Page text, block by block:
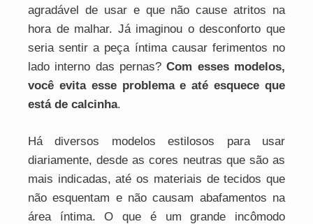
agradável de usar e que não cause atritos na
hora de malhar. Já imaginou o desconforto que
seria sentir a peça íntima causar ferimentos no
lado interno das pernas?Com esses modelos,
você evita esse problema e até esquece que
está de calcinha.
Há diversos modelos estilosos para usar
diariamente, desde as cores neutras que são as
mais indicadas, até os materiais de tecidos que
não esquentam e não causam abafamentos na
área íntima. O que é um grande incômodo